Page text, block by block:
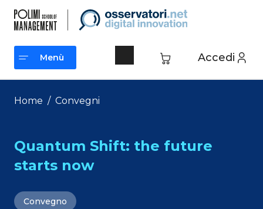
contenuto
Accedi
Menù
Menù
Home / Convegni
Quantum Shift: the future
starts now
Convegno